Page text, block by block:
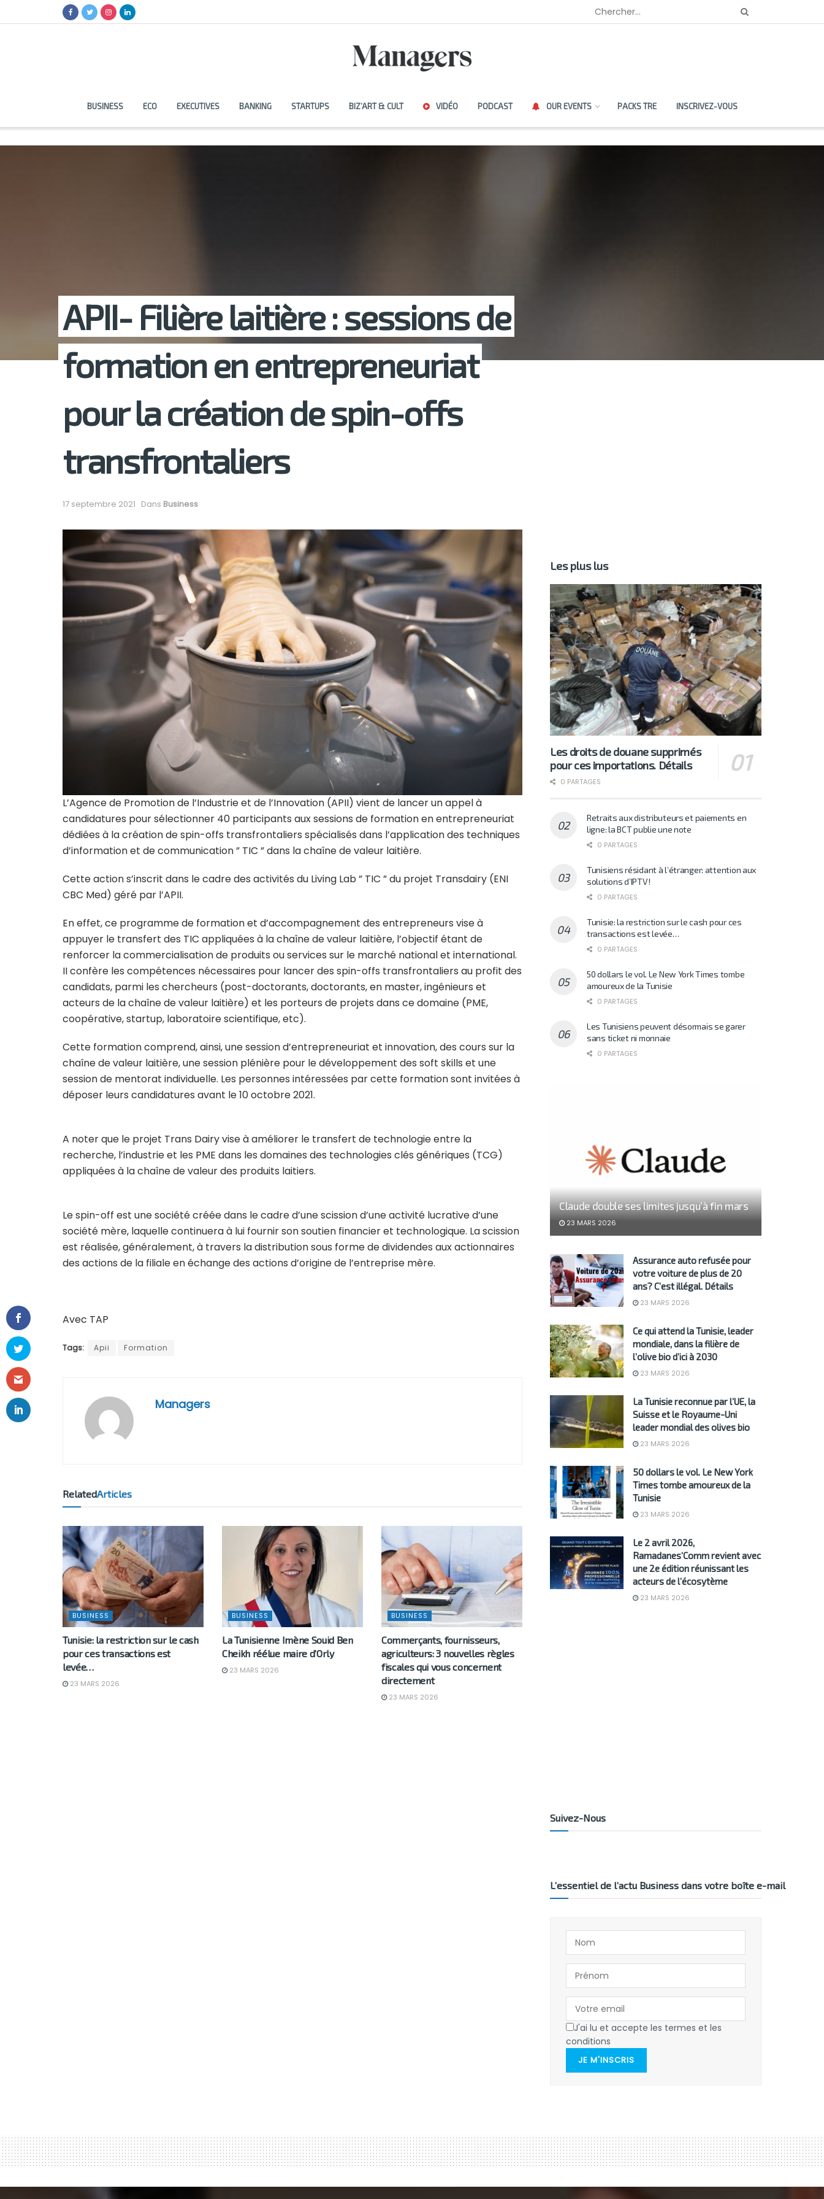
BUSINESS ECO EXECUTIVES BANKING STARTUPS BIZ’ART & CULT VIDÉO PODCAST OUR EVENTS PACKS TRE INSCRIVEZ-VOUS
APII- Filière laitière : sessions de
formation en entrepreneuriat
pour la création de spin-offs
transfrontaliers
17 septembre 2021 Dans Business
L’Agence de Promotion de l’Industrie et de l’Innovation (APII) vient de lancer un appel à
candidatures pour sélectionner 40 participants aux sessions de formation en entrepreneuriat
dédiées à la création de spin-offs transfrontaliers spécialisés dans l’application des techniques
d’information et de communication ” TIC ” dans la chaîne de valeur laitière.
Cette action s’inscrit dans le cadre des activités du Living Lab ” TIC ” du projet Transdairy (ENI
CBC Med) géré par l’APII.
En effet, ce programme de formation et d’accompagnement des entrepreneurs vise à
appuyer le transfert des TIC appliquées à la chaîne de valeur laitière, l’objectif étant de
renforcer la commercialisation de produits ou services sur le marché national et international.
II confère les compétences nécessaires pour lancer des spin-offs transfrontaliers au profit des
candidats, parmi les chercheurs (post-doctorants, doctorants, en master, ingénieurs et
acteurs de la chaîne de valeur laitière) et les porteurs de projets dans ce domaine (PME,
coopérative, startup, laboratoire scientifique, etc).
Cette formation comprend, ainsi, une session d’entrepreneuriat et innovation, des cours sur la
chaîne de valeur laitière, une session plénière pour le développement des soft skills et une
session de mentorat individuelle. Les personnes intéressées par cette formation sont invitées à
déposer leurs candidatures avant le 10 octobre 2021.
A noter que le projet Trans Dairy vise à améliorer le transfert de technologie entre la
recherche, l’industrie et les PME dans les domaines des technologies clés génériques (TCG)
appliquées à la chaîne de valeur des produits laitiers.
Le spin-off est une société créée dans le cadre d’une scission d’une activité lucrative d’une
société mère, laquelle continuera à lui fournir son soutien financier et technologique. La scission
est réalisée, généralement, à travers la distribution sous forme de dividendes aux actionnaires
des actions de la filiale en échange des actions d’origine de l’entreprise mère.
Avec TAP
Tags: Apii Formation
Managers
RelatedArticles
BUSINESS
Tunisie: la restriction sur le cash
pour ces transactions est
levée…
23 MARS 2026
BUSINESS
La Tunisienne Imène Souid Ben
Cheikh réélue maire d’Orly
23 MARS 2026
BUSINESS
Commerçants, fournisseurs,
agriculteurs: 3 nouvelles règles
fiscales qui vous concernent
directement
23 MARS 2026
Les plus lus
Les droits de douane supprimés
pour ces importations. Détails
0 PARTAGES
Retraits aux distributeurs et paiements en
ligne: la BCT publie une note
0 PARTAGES
Tunisiens résidant à l’étranger: attention aux
solutions d’IPTV!
0 PARTAGES
Tunisie: la restriction sur le cash pour ces
transactions est levée…
0 PARTAGES
50 dollars le vol. Le New York Times tombe
amoureux de la Tunisie
0 PARTAGES
Les Tunisiens peuvent désormais se garer
sans ticket ni monnaie
0 PARTAGES
Claude double ses limites jusqu’à fin mars
23 MARS 2026
Assurance auto refusée pour
votre voiture de plus de 20
ans? C’est illégal. Détails
23 MARS 2026
Ce qui attend la Tunisie, leader
mondiale, dans la filière de
l’olive bio d’ici à 2030
23 MARS 2026
La Tunisie reconnue par l’UE, la
Suisse et le Royaume-Uni
leader mondial des olives bio
23 MARS 2026
50 dollars le vol. Le New York
Times tombe amoureux de la
Tunisie
23 MARS 2026
Le 2 avril 2026,
Ramadanes’Comm revient avec
une 2e édition réunissant les
acteurs de l’écosytème
23 MARS 2026
Suivez-Nous
L’essentiel de l’actu Business dans votre boîte e-mail
J'ai lu et accepte les termes et les
conditions
JE M'INSCRIS